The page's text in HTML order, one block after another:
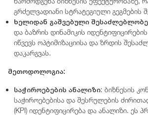
გრძელვადიანი სტრატეგიული გეგმების
ხელიდან გაშვებული
და ბაზრის დინამიკის
იწვევს ოპტიმიზაციისა და ზრდის
დაკარგვას.
მეთოდოლოგია:
საჭიროებების ანალიზი: ბიზნესის
საჭიროებებისა და შესრულების
(KPI) იდენტიფიცირება და ანალიზი. ეს